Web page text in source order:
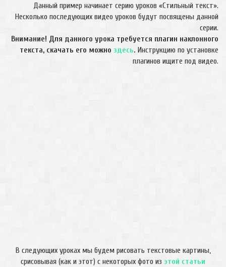
Данный пример начинает серию уроков «Стильный текст».
Несколько последующих видео уроков будут посвящены данной
серии.
Внимание! Для данного урока требуется плагин наклонного
текста, скачать его можно здесь. Инструкцию по установке
плагинов ищите под видео.
В следующих уроках мы будем рисовать текстовые картины,
срисовывая (как и этот) с некоторых фото из этой статьи